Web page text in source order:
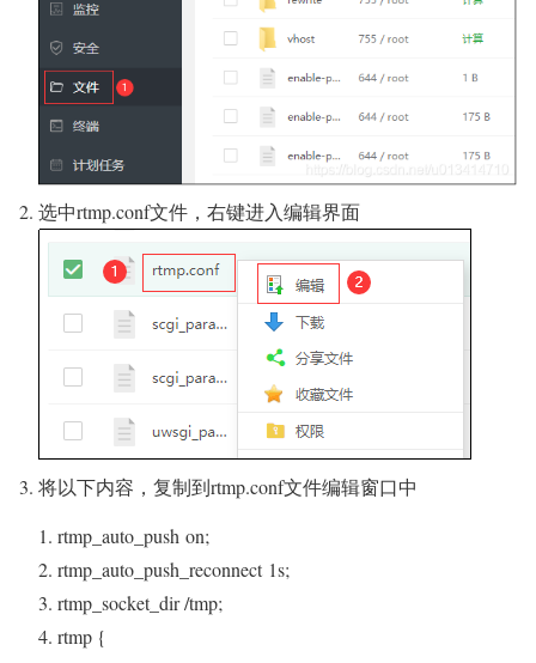
选中rtmp.conf文件，右键进入编辑界面
将以下内容，复制到rtmp.conf文件编辑窗口中
rtmp_auto_push on;
rtmp_auto_push_reconnect 1s;
rtmp_socket_dir /tmp;
rtmp {